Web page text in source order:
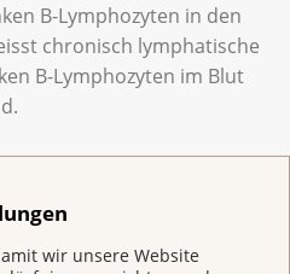
wir unsere Website
B-Lymphozyten in den
chronisch lymphatische
B-Lymphozyten im Blut
Diese vermehren sich